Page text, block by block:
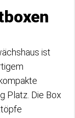
ist
Platz. Die Box